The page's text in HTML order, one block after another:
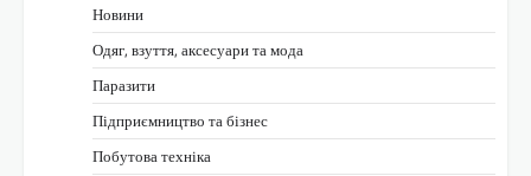
Новини
Одяг, взуття, аксесуари та мода
Паразити
Підприємництво та бізнес
Побутова техніка